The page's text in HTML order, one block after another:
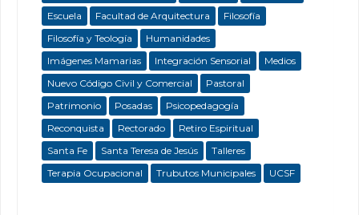
Escuela
Facultad de Arquitectura
Filosofía
Filosofía y Teología
Humanidades
Imágenes Mamarias
Integración Sensorial
Medios
Nuevo Código Civil y Comercial
Pastoral
Patrimonio
Posadas
Psicopedagogía
Reconquista
Rectorado
Retiro Espiritual
Santa Fe
Santa Teresa de Jesús
Talleres
Terapia Ocupacional
Trubutos Municipales UCSF